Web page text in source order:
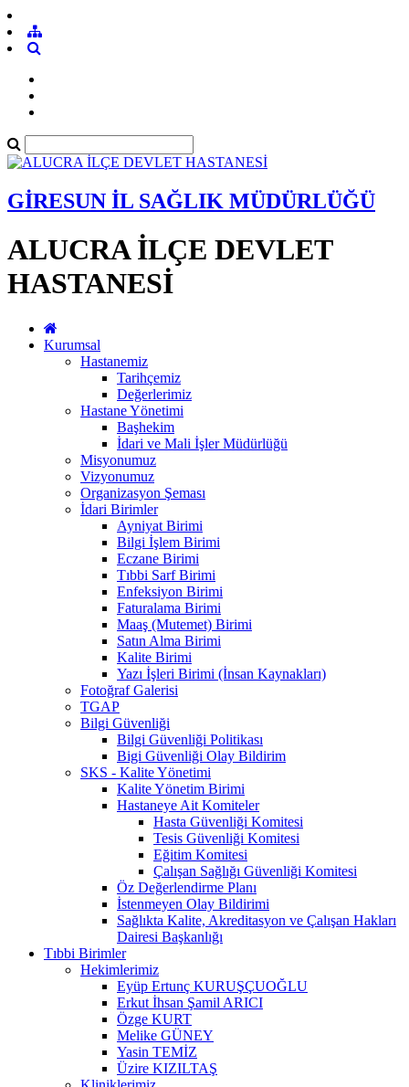
GİRESUN İL SAĞLIK MÜDÜRLÜĞÜ
ALUCRA İLÇE DEVLET
HASTANESİ
Kurumsal
Hastanemiz
Tarihçemiz
Değerlerimiz
Hastane Yönetimi
Başhekim
İdari ve Mali İşler Müdürlüğü
Misyonumuz
Vizyonumuz
Organizasyon Şeması
İdari Birimler
Ayniyat Birimi
Bilgi İşlem Birimi
Eczane Birimi
Tıbbi Sarf Birimi
Enfeksiyon Birimi
Faturalama Birimi
Maaş (Mutemet) Birimi
Satın Alma Birimi
Kalite Birimi
Yazı İşleri Birimi (İnsan Kaynakları)
Fotoğraf Galerisi
TGAP
Bilgi Güvenliği
Bilgi Güvenliği Politikası
Bigi Güvenliği Olay Bildirim
SKS - Kalite Yönetimi
Kalite Yönetim Birimi
Hastaneye Ait Komiteler
Hasta Güvenliği Komitesi
Tesis Güvenliği Komitesi
Eğitim Komitesi
Çalışan Sağlığı Güvenliği Komitesi
Öz Değerlendirme Planı
İstenmeyen Olay Bildirimi
Sağlıkta Kalite, Akreditasyon ve Çalışan Hakları
Dairesi Başkanlığı
Tıbbi Birimler
Hekimlerimiz
Eyüp Ertunç KURUŞÇUOĞLU
Erkut İhsan Şamil ARICI
Özge KURT
Melike GÜNEY
Yasin TEMİZ
Üzire KIZILTAŞ